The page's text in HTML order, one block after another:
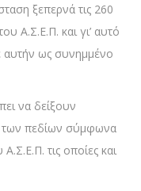
ξεπερνά τις 260
Α.Σ.Ε.Π. και γι’ αυτό
αυτήν ως συνημμένο
να δείξουν
των πεδίων σύμφωνα
τις οποίες και